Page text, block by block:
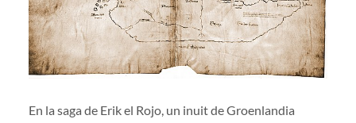
En la saga de Erik el Rojo, un inuit de Groenlandia